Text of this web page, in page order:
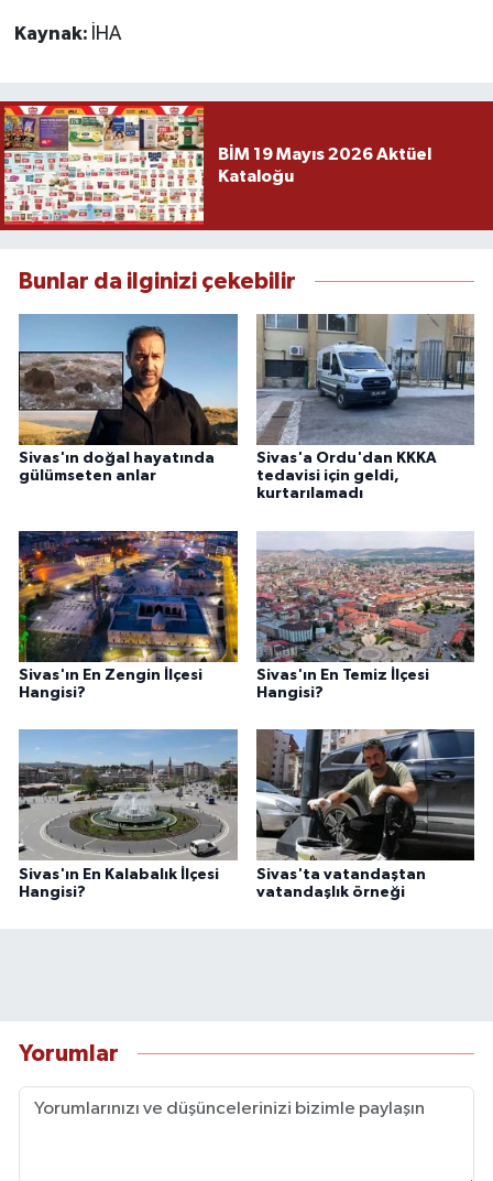
Kaynak: İHA
BİM 19 Mayıs 2026 Aktüel
Kataloğu
Bunlar da ilginizi çekebilir
Sivas'ın doğal hayatında
gülümseten anlar
Sivas'a Ordu'dan KKKA
tedavisi için geldi,
kurtarılamadı
Sivas'ın En Zengin İlçesi
Hangisi?
Sivas'ın En Temiz İlçesi
Hangisi?
Sivas'ın En Kalabalık İlçesi
Hangisi?
Sivas'ta vatandaştan
vatandaşlık örneği
Yorumlar